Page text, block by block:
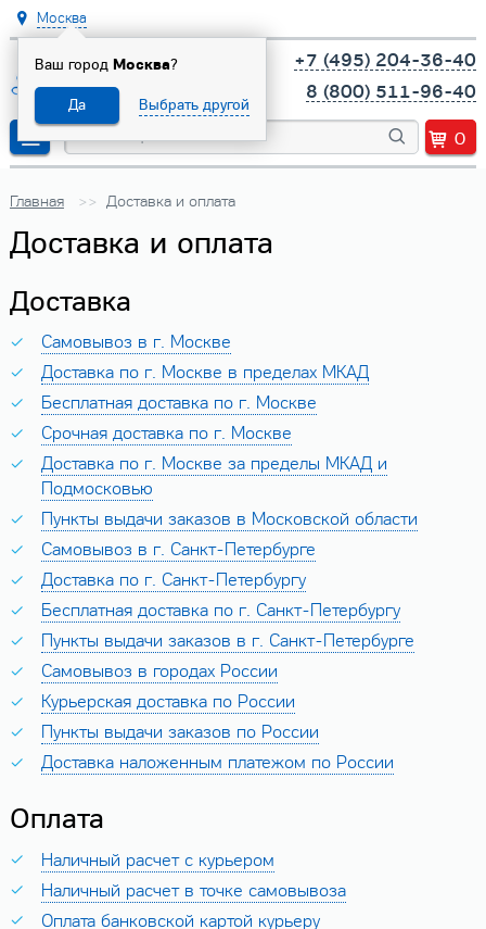
Москва
Ваш город Москва?
Да Выбрать другой
+7 (495) 204-36-40
8 (800) 511-96-40
0
Главная Доставка и оплата
Доставка и оплата
Доставка
Самовывоз в г. Москве
Доставка по г. Москве в пределах МКАД
Бесплатная доставка по г. Москве
Срочная доставка по г. Москве
Доставка по г. Москве за пределы МКАД и
Подмосковью
Пункты выдачи заказов в Московской области
Самовывоз в г. Санкт-Петербурге
Доставка по г. Санкт-Петербургу
Бесплатная доставка по г. Санкт-Петербургу
Пункты выдачи заказов в г. Санкт-Петербурге
Самовывоз в городах России
Курьерская доставка по России
Пункты выдачи заказов по России
Доставка наложенным платежом по России
Оплата
Наличный расчет с курьером
Наличный расчет в точке самовывоза
Оплата банковской картой курьеру